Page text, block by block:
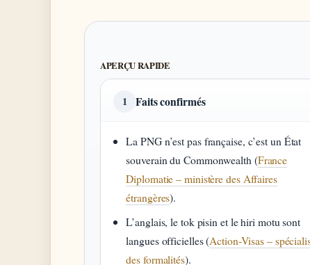
APERÇU RAPIDE
1 Faits confirmés
La PNG n’est pas française, c’est un État
souverain du Commonwealth (France
Diplomatie – ministère des Affaires
étrangères).
L’anglais, le tok pisin et le hiri motu sont
langues officielles (Action-Visas –
des formalités).